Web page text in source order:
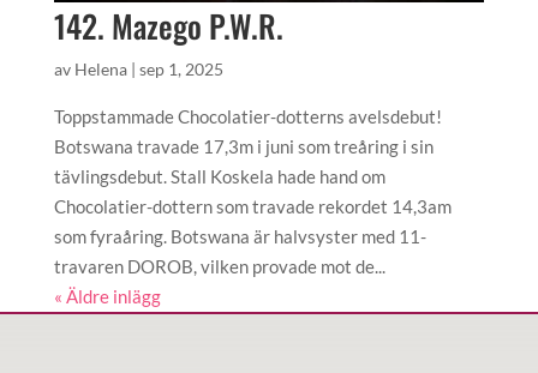
142. Mazego P.W.R.
av Helena| sep 1, 2025
Toppstammade Chocolatier-dotterns avelsdebut!
Botswana travade 17,3m i juni som treåring i sin
tävlingsdebut. Stall Koskela hade hand om
Chocolatier-dottern som travade rekordet 14,3am
som fyraåring. Botswana är halvsyster med 11-
travaren DOROB, vilken provade mot de...
« Äldre inlägg